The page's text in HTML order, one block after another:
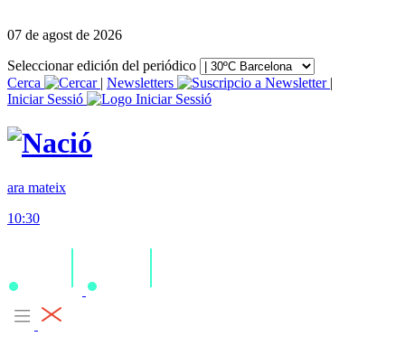
07 de agost de 2026
Seleccionar edición del periódico
Cerca
| Newsletters
|
Iniciar Sessió
ara mateix
10:30